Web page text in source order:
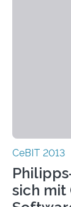
CeBIT 2013
sich mit